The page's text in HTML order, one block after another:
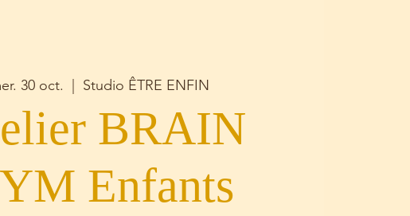
30 oct. Studio ÊTRE ENFIN
BRAIN
Enfants